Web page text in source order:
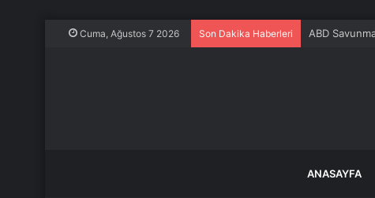
Cuma, Ağustos 7 2026 Son Dakika Haberleri ABD
ANASAYFA